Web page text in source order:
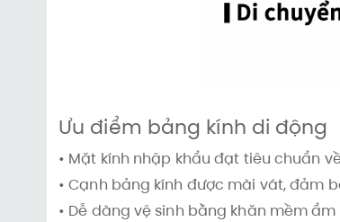
Ưu điểm bảng kính di động
• Mặt kính nhập khẩu đạt tiêu chuẩn
• Cạnh bảng kính được mài vát, đảm
• Dễ dàng vệ sinh bằng khăn mềm ẩm